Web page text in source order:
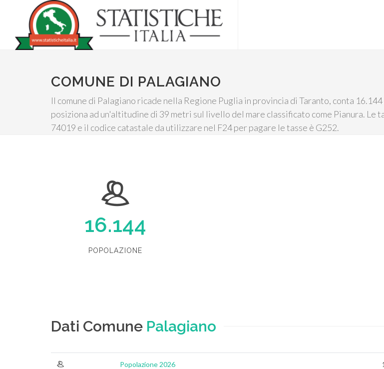
COMUNE DI PALAGIANO
Il comune di Palagiano ricade nella Regione Puglia in provincia di Taranto, conta
posiziona ad un'altitudine di 39 metri sul livello del mare classificato come Pianura. Le
74019 e il codice catastale da utilizzare nel F24 per pagare le tasse è G252.
16.144
POPOLAZIONE
Dati Comune Palagiano
Popolazione 2026